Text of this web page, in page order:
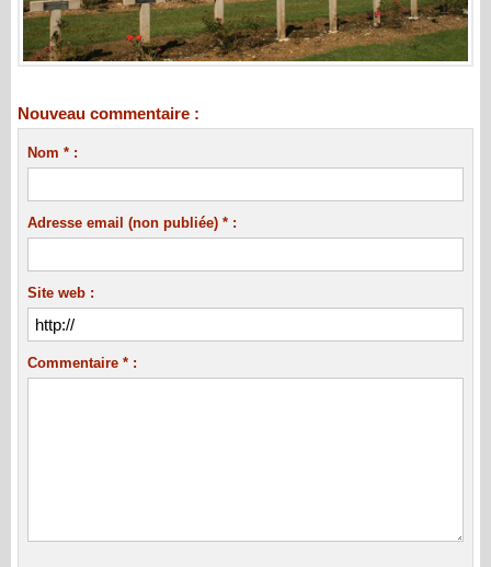
Nouveau commentaire :
Nom * :
Adresse email (non publiée) * :
Site web :
Commentaire * :